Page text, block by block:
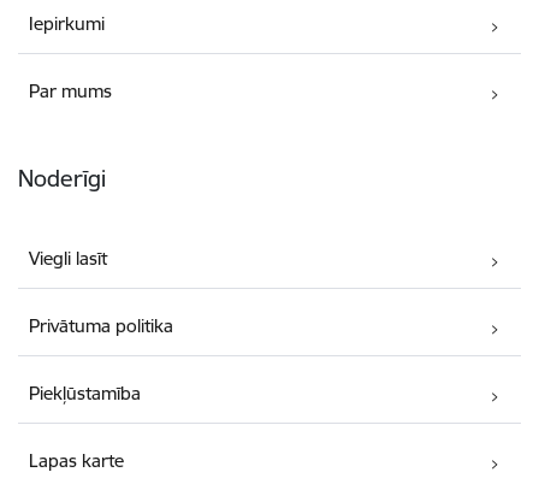
Iepirkumi
Par mums
Noderīgi
Viegli lasīt
Privātuma politika
Piekļūstamība
Lapas karte